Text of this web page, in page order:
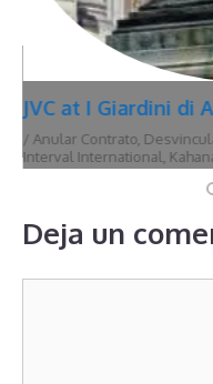
JVC at I Giardini di
/ Anular Contrato,
Interval International,